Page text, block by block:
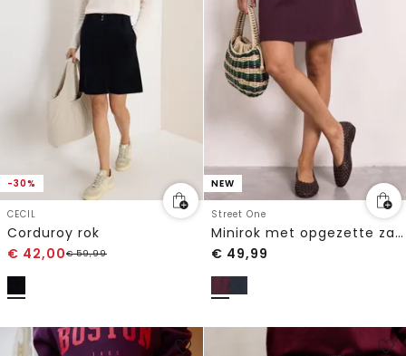
-30%
CECIL
Corduroy rok
€ 42,00€59,99
NEW
Street One
Minirok met opgezette zakken
€ 49,99